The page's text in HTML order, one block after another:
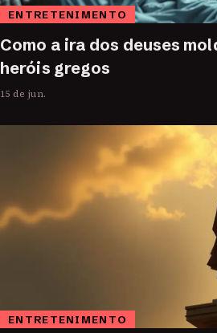
ENTRETENIMENTO
Como a ira dos deuses
heróis gregos
15 de jun.
ENTRETENIMENTO